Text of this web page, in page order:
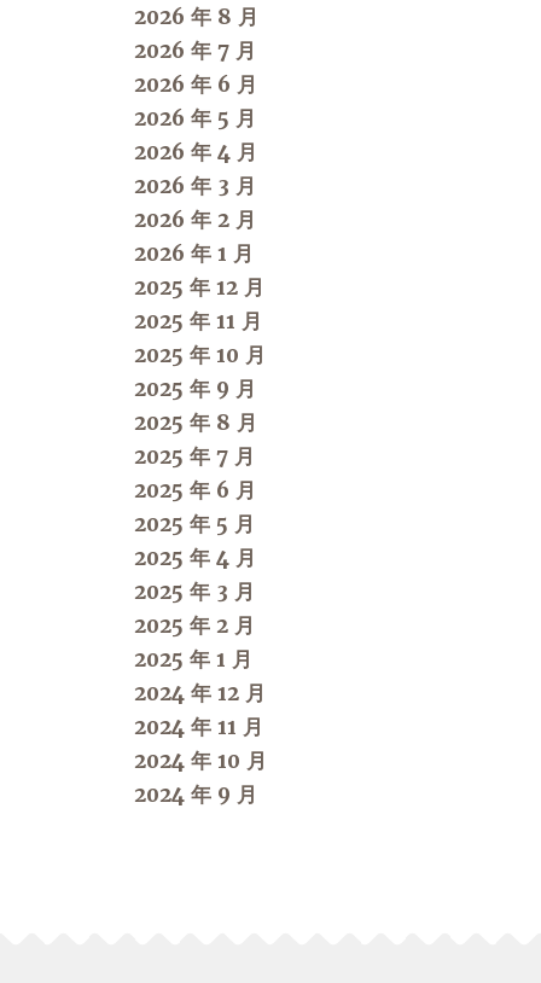
2026 年 8 月
2026 年 7 月
2026 年 6 月
2026 年 5 月
2026 年 4 月
2026 年 3 月
2026 年 2 月
2026 年 1 月
2025 年 12 月
2025 年 11 月
2025 年 10 月
2025 年 9 月
2025 年 8 月
2025 年 7 月
2025 年 6 月
2025 年 5 月
2025 年 4 月
2025 年 3 月
2025 年 2 月
2025 年 1 月
2024 年 12 月
2024 年 11 月
2024 年 10 月
2024 年 9 月